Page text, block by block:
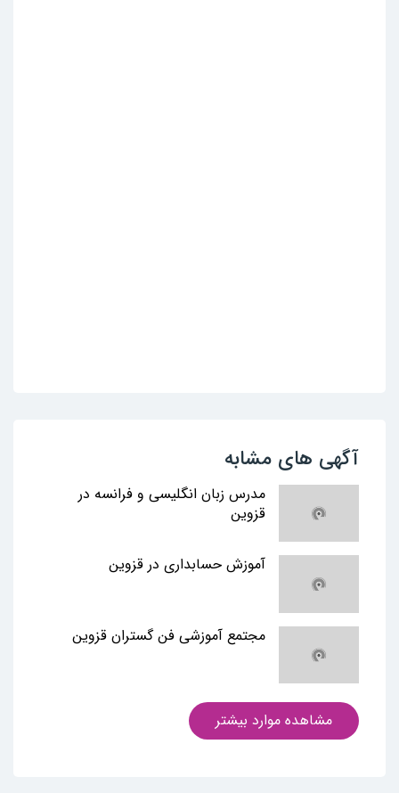
آگهی های مشابه
مدرس زبان انگلیسی و فرانسه در
قزوین
آموزش حسابداری در قزوین
مجتمع آموزشی فن گستران قزوین
مشاهده موارد بیشتر